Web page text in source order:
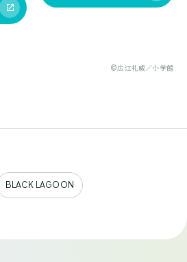
©広江礼威／小学館
BLACK LAGOON